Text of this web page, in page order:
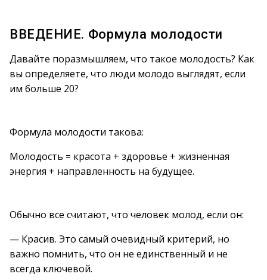
ВВЕДЕНИЕ. Формула молодости
Давайте поразмышляем, что такое молодость? Как
вы определяете, что люди молодо выглядят, если
им больше 20?
Формула молодости такова:
Молодость = красота + здоровье + жизненная
энергия + направленность на будущее.
Обычно все считают, что человек молод, если он:
— Красив. Это самый очевидный критерий, но
важно помнить, что он не единственный и не
всегда ключевой.